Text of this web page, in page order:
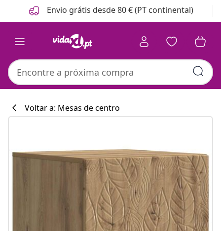
Anterior
Seguinte Envio grátis desde 80 € (PT continental)
Voltar a: Mesas de centro